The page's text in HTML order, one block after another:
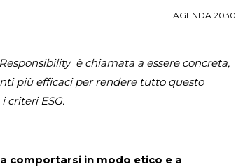
AGENDA 2030
è chiamata a essere concreta,
più efficaci per rendere tutto questo
criteri ESG.
comportarsi in modo etico e a